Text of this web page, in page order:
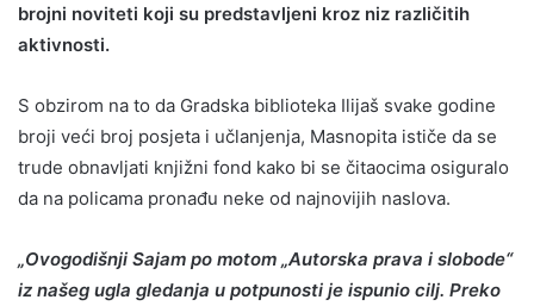
brojni noviteti koji su predstavljeni kroz niz različitih
aktivnosti.
S obzirom na to da Gradska biblioteka Ilijaš svake godine
broji veći broj posjeta i učlanjenja, Masnopita ističe da se
trude obnavljati knjižni fond kako bi se čitaocima osiguralo
da na policama pronađu neke od najnovijih naslova.
„Ovogodišnji Sajam po motom „Autorska prava i slobode“
iz našeg ugla gledanja u potpunosti je ispunio cilj. Preko